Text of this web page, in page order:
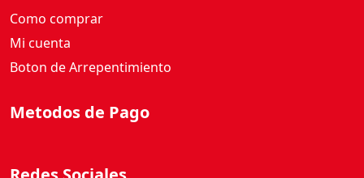
Como comprar
Mi cuenta
Boton de Arrepentimiento
Metodos de Pago